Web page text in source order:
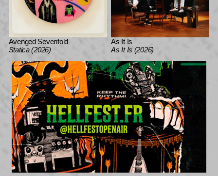
Avenged Sevenfold
Statica (2026)
As It Is
As It Is (2026)